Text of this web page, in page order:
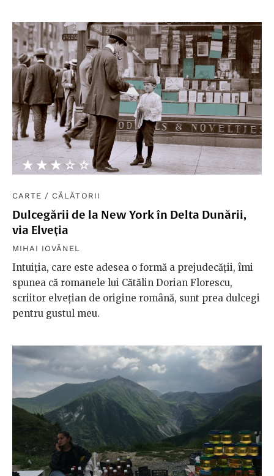
★★★★★
☆☆☆☆☆
CARTE / CĂLĂTORII
Dulcegării de la New York în Delta Dunării,
via Elveția
MIHAI IOVĂNEL
Intuiția, care este adesea o formă a prejudecății, îmi
spunea că romanele lui Cătălin Dorian Florescu,
scriitor elvețian de origine română, sunt prea dulcegi
pentru gustul meu.